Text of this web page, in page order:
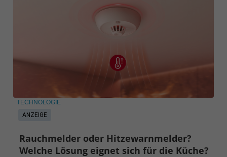
ANZEIGE
TECHNOLOGIE
Rauchmelder oder Hitzewarnmelder?
Welche Lösung eignet sich für die Küche?